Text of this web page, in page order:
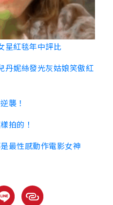
星紅毯年中評比
丹妮絲發光灰姑娘笑傲紅
襲！
拍的！
最性感動作電影女神